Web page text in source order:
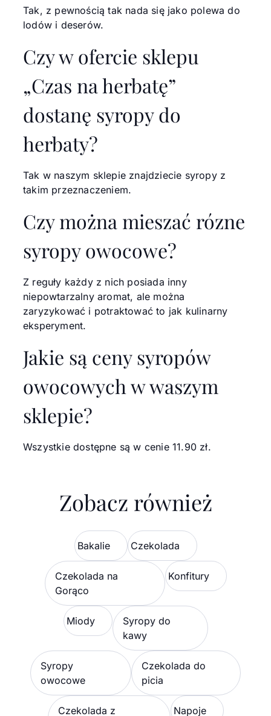
Tak, z pewnością tak nada się jako polewa do
lodów i deserów.
Czy w ofercie sklepu
„Czas na herbatę”
dostanę syropy do
herbaty?
Tak w naszym sklepie znajdziecie syropy z
takim przeznaczeniem.
Czy można mieszać rózne
syropy owocowe?
Z reguły każdy z nich posiada inny
niepowtarzalny aromat, ale można
zaryzykować i potraktować to jak kulinarny
eksperyment.
Jakie są ceny syropów
owocowych w waszym
sklepie?
Wszystkie dostępne są w cenie 11.90 zł.
Zobacz również
Bakalie Czekolada
Czekolada na
Gorąco
Konfitury
Miody
Syropy do
kawy
Syropy
owocowe
Czekolada do
picia
Czekolada z Napoje